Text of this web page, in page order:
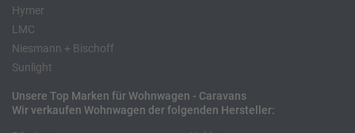
Hymer
LMC
Niesmann + Bischoff
Sunlight
Unsere Top Marken für Wohnwagen - Caravans
Wir verkaufen Wohnwagen der folgenden Hersteller: